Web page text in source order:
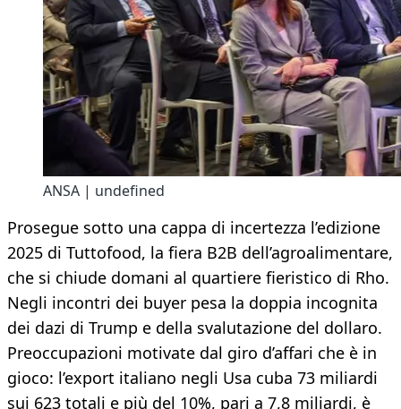
ANSA | undefined
Prosegue sotto una cappa di incertezza l’edizione
2025 di Tuttofood, la fiera B2B dell’agroalimentare,
che si chiude domani al quartiere fieristico di Rho.
Negli incontri dei buyer pesa la doppia incognita
dei dazi di Trump e della svalutazione del dollaro.
Preoccupazioni motivate dal giro d’affari che è in
gioco: l’export italiano negli Usa cuba 73 miliardi
sui 623 totali e più del 10%, pari a 7,8 miliardi, è